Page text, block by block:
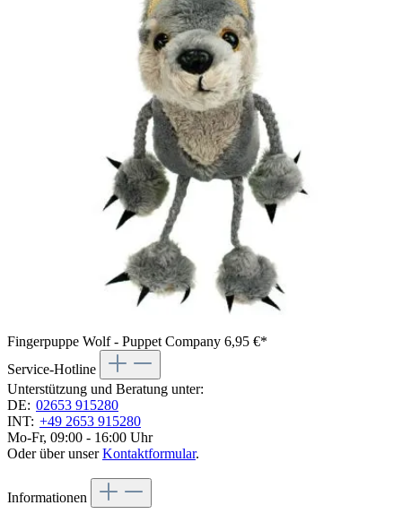
Fingerpuppe Wolf - Puppet Company 6,95 €*
Service-Hotline
Unterstützung und Beratung unter:
DE: 02653 915280
INT: +49 2653 915280
Mo-Fr, 09:00 - 16:00 Uhr
Oder über unserKontaktformular.
Informationen